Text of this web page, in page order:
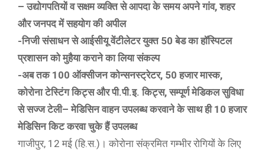
– उद्योगपतियों व सक्षम व्यक्ति से आपदा के समय अपने गांव, शहर
और जनपद में सहयोग की अपील
-निजी संसाधन से आईसीयू वेंटीलेटर युक्त 50 बेड का हॉस्पिटल
प्रशासन को मुहैया कराने का लिया संकल्प
-अब तक 100 ऑक्सीजन कोन्सनस्ट्रेटर, 50 हजार मास्क,
कोरोना टेस्टिंग किट्स और पी.पी.इ. किट्स, सम्पूर्ण मेडिकल सुविधा
से सज्ज टेली– मेडिसिन वाहन उपलब्ध करवाने के साथ ही 10 हजार
मेडिसिन किट करवा चुके हैं उपलब्ध
गाजीपुर, 12 मई (हि.स.)। कोरोना संक्रमित गम्भीर रोगियों के लिए